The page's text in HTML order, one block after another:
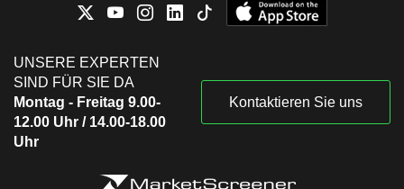
UNSERE EXPERTEN
SIND FÜR SIE DA
Montag - Freitag 9.00-
12.00 Uhr / 14.00-18.00
Uhr
Kontaktieren Sie uns